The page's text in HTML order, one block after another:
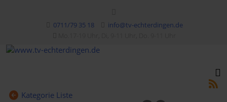
0711/79 35 18
info@tv-echterdingen.de
Kategorie Liste